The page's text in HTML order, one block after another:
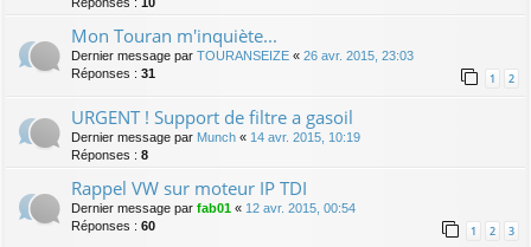
Mon Touran m'inquiète...
Dernier message par TOURANSEIZE « 26 avr. 2015, 23:03
Réponses : 31 1 2
URGENT ! Support de filtre a gasoil
Dernier message par Munch « 14 avr. 2015, 10:19
Réponses : 8
Rappel VW sur moteur IP TDI
Dernier message par fab01 « 12 avr. 2015, 00:54
Réponses : 60 1 2 3